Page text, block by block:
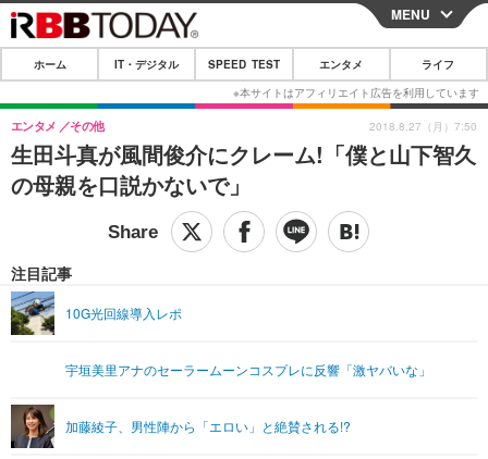
CLOSE
ホーム
IT・デジタル
IT・デジタルTOP スマートフォン
その他
SPEED TEST
映画・ドラマ
グラビア ブログ
ショッピング その他
ライフTOP
リリース一覧
MENU
ホーム IT・デジタル SPEED TEST エンタメ ライフ
生田斗真が風間俊介にクレーム!「僕と山下智久
の母親を口説かないで」
エンタメ その他
注目記事
10G光回線導入レポ
宇垣美里アナのセーラームーンコスプレに反響「激ヤバいな」
加藤綾子、男性陣から「エロい」と絶賛される!?
2018.8.27（月）7:50